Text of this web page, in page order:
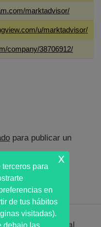
marktadvisor/
u/marktadvisor/
company/38706912/
para publicar un
profesional
para
en
de tus hábitos
visitadas).
debajo las
x